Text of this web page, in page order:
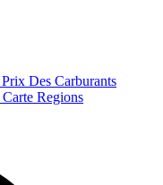
Prix Des Carburants
Carte Regions